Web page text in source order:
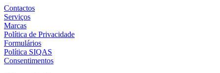
Contactos
Serviços
Marcas
Política de Privacidade
Formulários
Política SIQAS
Consentimentos